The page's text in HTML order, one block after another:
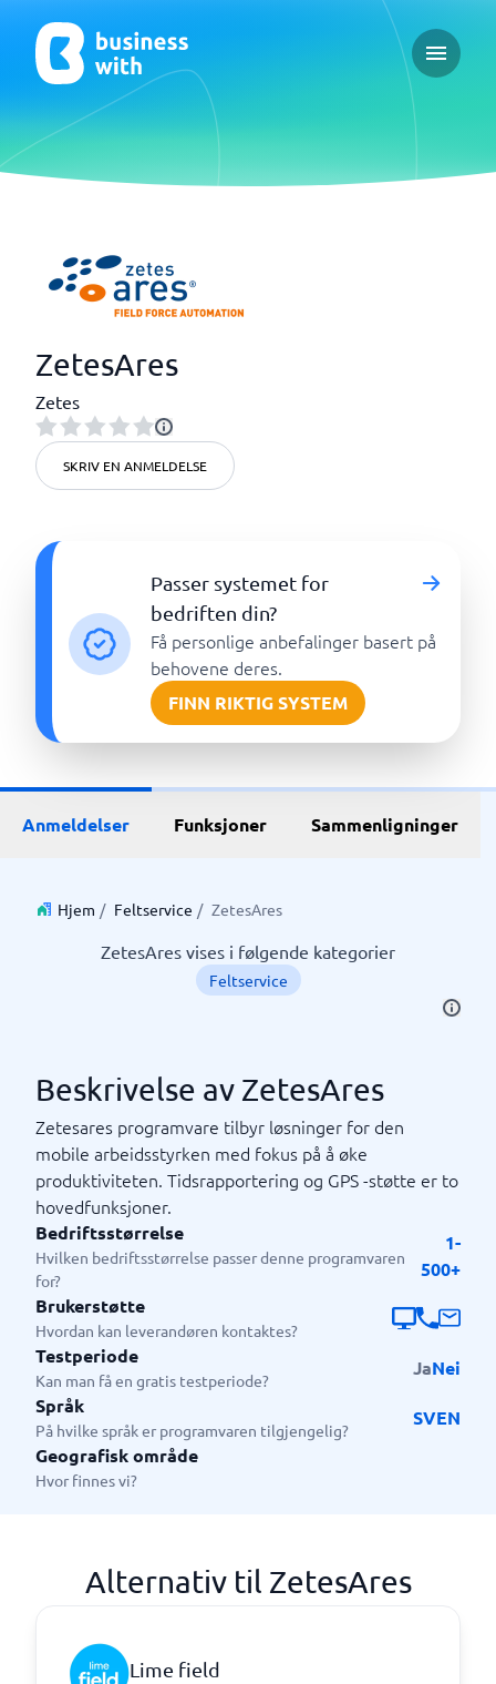
Open
ZetesAres
Zetes
SKRIV EN ANMELDELSE
Passer systemet for
bedriften din?
Få personlige anbefalinger basert på
behovene deres.
FINN RIKTIG SYSTEM
Anmeldelser Funksjoner Sammenligninger
Hjem / Feltservice / ZetesAres
ZetesAres vises i følgende kategorier
Feltservice
Beskrivelse av ZetesAres
Zetesares programvare tilbyr løsninger for den
mobile arbeidsstyrken med fokus på å øke
produktiviteten. Tidsrapportering og GPS -støtte er to
hovedfunksjoner.
Bedriftsstørrelse
Hvilken bedriftsstørrelse passer denne programvaren
for?
1-
500+
Brukerstøtte
Hvordan kan leverandøren kontaktes?
Testperiode
Kan man få en gratis testperiode?
JaNei
Språk
På hvilke språk er programvaren tilgjengelig?
SVEN
Geografisk område
Hvor finnes vi?
Alternativ til ZetesAres
Lime field